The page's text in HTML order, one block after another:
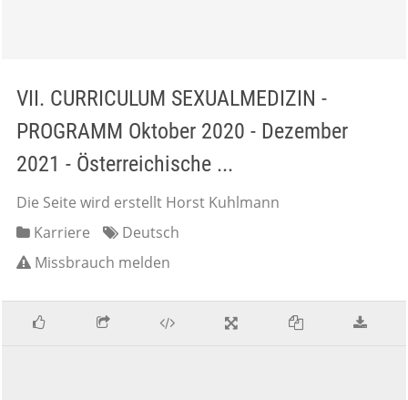
VII. CURRICULUM SEXUALMEDIZIN -
PROGRAMM Oktober 2020 - Dezember
2021 - Österreichische ...
Die Seite wird erstellt Horst Kuhlmann
Karriere
Deutsch
Missbrauch melden